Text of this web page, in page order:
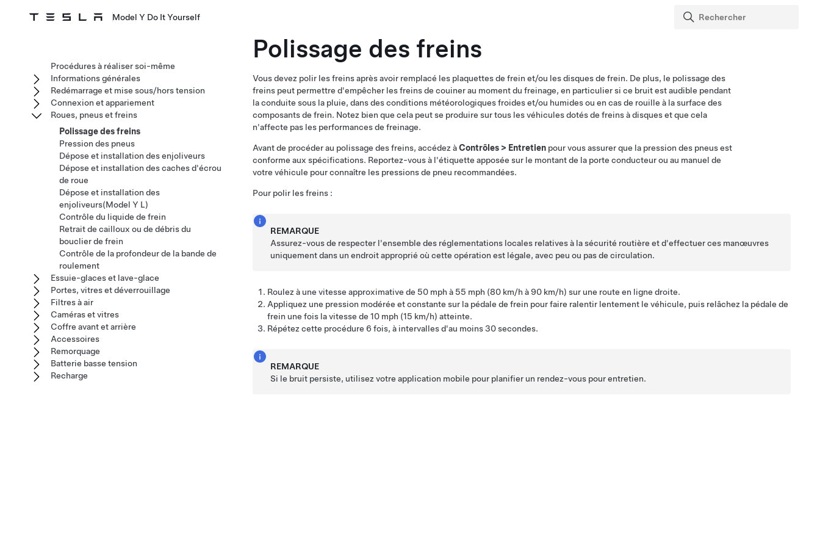
Model Y Do It Yourself
Polissage des freins
Vous devez polir les freins après avoir remplacé les plaquettes de frein et/ou les disques de frein. De plus, le polissage des
freins peut permettre d'empêcher les freins de couiner au moment du freinage, en particulier si ce bruit est audible pendant
la conduite sous la pluie, dans des conditions météorologiques froides et/ou humides ou en cas de rouille à la surface des
composants de frein. Notez bien que cela peut se produire sur tous les véhicules dotés de freins à disques et que cela
n'affecte pas les performances de freinage.
Avant de procéder au polissage des freins, accédez àContrôles > Entretien pour vous assurer que la pression des pneus est
conforme aux spécifications. Reportez-vous à l'étiquette apposée sur le montant de la porte conducteur ou au manuel de
votre véhicule pour connaître les pressions de pneu recommandées.
Pour polir les freins :
REMARQUE
Assurez-vous de respecter l'ensemble des réglementations locales relatives à la sécurité routière et d'effectuer ces manœuvres
uniquement dans un endroit approprié où cette opération est légale, avec peu ou pas de circulation.
Roulez à une vitesse approximative de 50 mph à 55 mph (80 km/h à 90 km/h) sur une route en ligne droite.
Appliquez une pression modérée et constante sur la pédale de frein pour faire ralentir lentement le véhicule, puis relâchez la pédale de
frein une fois la vitesse de 10 mph (15 km/h) atteinte.
Répétez cette procédure 6 fois, à intervalles d'au moins 30 secondes.
REMARQUE
Si le bruit persiste, utilisez votre application mobile pour planifier un rendez-vous pour entretien.
Procédures à réaliser soi-même
Informations générales
Redémarrage et mise sous/hors tension
Connexion et appariement
Roues, pneus et freins
Polissage des freins
Pression des pneus
Dépose et installation des enjoliveurs
Dépose et installation des caches d'écrou
de roue
Dépose et installation des
enjoliveurs(Model Y L)
Contrôle du liquide de frein
Retrait de cailloux ou de débris du
bouclier de frein
Contrôle de la profondeur de la bande de
roulement
Essuie-glaces et lave-glace
Portes, vitres et déverrouillage
Filtres à air
Caméras et vitres
Coffre avant et arrière
Accessoires
Remorquage
Batterie basse tension
Recharge